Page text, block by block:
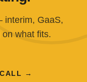
interim, GaaS,
what fits.
CALL →